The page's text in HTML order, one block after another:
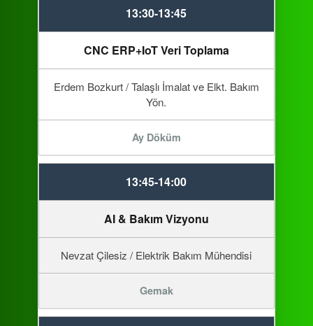
13:30-13:45
CNC ERP+IoT Veri Toplama
Erdem Bozkurt / Talaşlı İmalat ve Elkt. Bakım
Yön.
Ay Döküm
13:45-14:00
AI & Bakım Vizyonu
Nevzat Çilesiz / Elektrik Bakım Mühendisi
Gemak